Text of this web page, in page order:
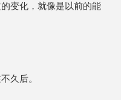
变化，就像是以前的能
久后。